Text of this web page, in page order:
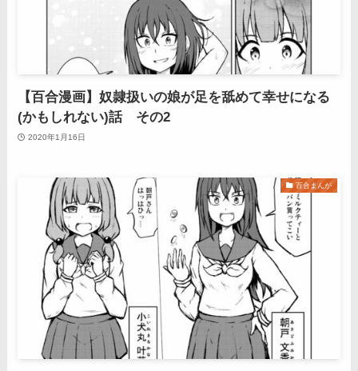
【百合漫画】奴隷扱いの娘が足を舐めて幸せになる
(かもしれない)話 その2
2020年1月16日
百合まんが